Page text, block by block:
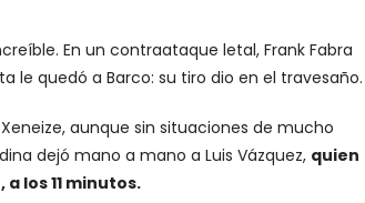
En un contraataque letal, Frank Fabra
le quedó a Barco: su tiro dio en el travesaño.
aunque sin situaciones de mucho
dejó mano a mano a Luis Vázquez, quien
los 11 minutos.